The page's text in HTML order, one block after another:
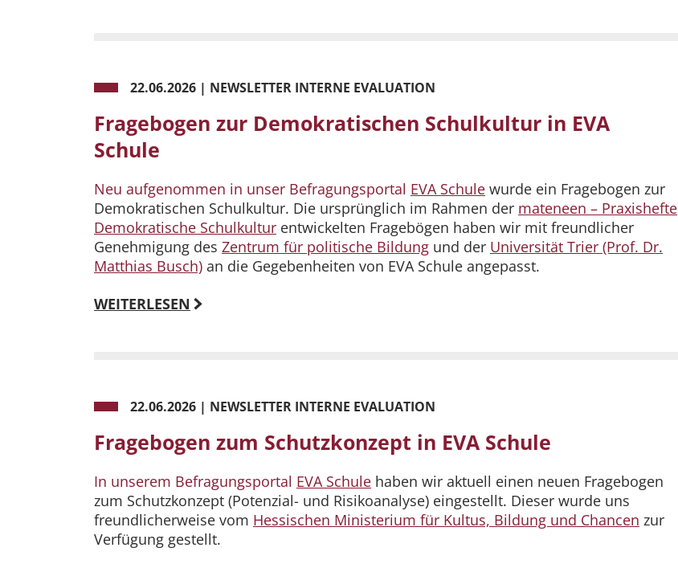
22.06.2026 | NEWSLETTER INTERNE EVALUATION
Fragebogen zur Demokratischen Schulkultur in EVA
Schule
Neu aufgenommen in unser Befragungsportal EVA Schule wurde ein Fragebogen zur
Demokratischen Schulkultur. Die ursprünglich im Rahmen der mateneen – Praxishefte
Demokratische Schulkultur entwickelten Fragebögen haben wir mit freundlicher
Genehmigung des Zentrum für politische Bildung und der Universität Trier (Prof. Dr.
Matthias Busch) an die Gegebenheiten von EVA Schule angepasst.
WEITERLESEN
22.06.2026 | NEWSLETTER INTERNE EVALUATION
Fragebogen zum Schutzkonzept in EVA Schule
In unserem Befragungsportal EVA Schule haben wir aktuell einen neuen Fragebogen
zum Schutzkonzept (Potenzial- und Risikoanalyse) eingestellt. Dieser wurde uns
freundlicherweise vom Hessischen Ministerium für Kultus, Bildung und Chancen zur
Verfügung gestellt.